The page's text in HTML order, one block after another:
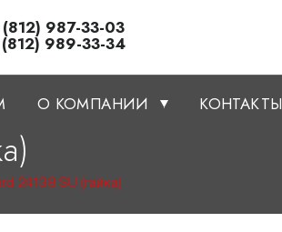
987-33-03
989-33-34
О КОМПАНИИ КОНТАКТЫ
24138 SU (гайка)